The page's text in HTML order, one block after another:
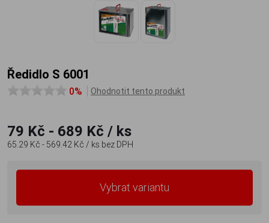
Ředidlo S 6001
0% Ohodnotit tento produkt
79 Kč - 689 Kč / ks
65.29 Kč - 569.42 Kč / ks bez DPH
Vybrat variantu